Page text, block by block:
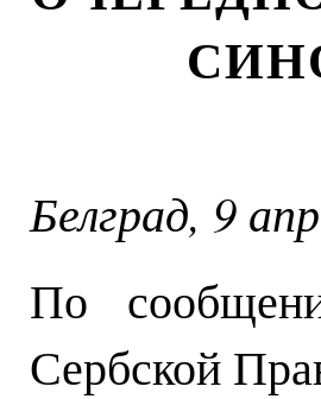
Белград, 9
По
Сербской